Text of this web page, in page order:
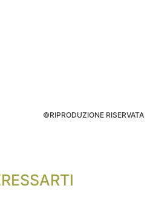
©RIPRODUZIONE RISERVATA